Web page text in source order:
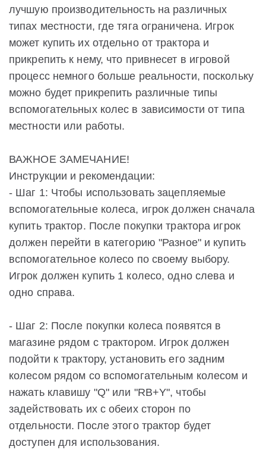
лучшую производительность на различных
типах местности, где тяга ограничена. Игрок
может купить их отдельно от трактора и
прикрепить к нему, что привнесет в игровой
процесс немного больше реальности, поскольку
можно будет прикрепить различные типы
вспомогательных колес в зависимости от типа
местности или работы.
ВАЖНОЕ ЗАМЕЧАНИЕ!
Инструкции и рекомендации:
- Шаг 1: Чтобы использовать зацепляемые
вспомогательные колеса, игрок должен сначала
купить трактор. После покупки трактора игрок
должен перейти в категорию "Разное" и купить
вспомогательное колесо по своему выбору.
Игрок должен купить 1 колесо, одно слева и
одно справа.
- Шаг 2: После покупки колеса появятся в
магазине рядом с трактором. Игрок должен
подойти к трактору, установить его задним
колесом рядом со вспомогательным колесом и
нажать клавишу "Q" или "RB+Y", чтобы
задействовать их с обеих сторон по
отдельности. После этого трактор будет
доступен для использования.